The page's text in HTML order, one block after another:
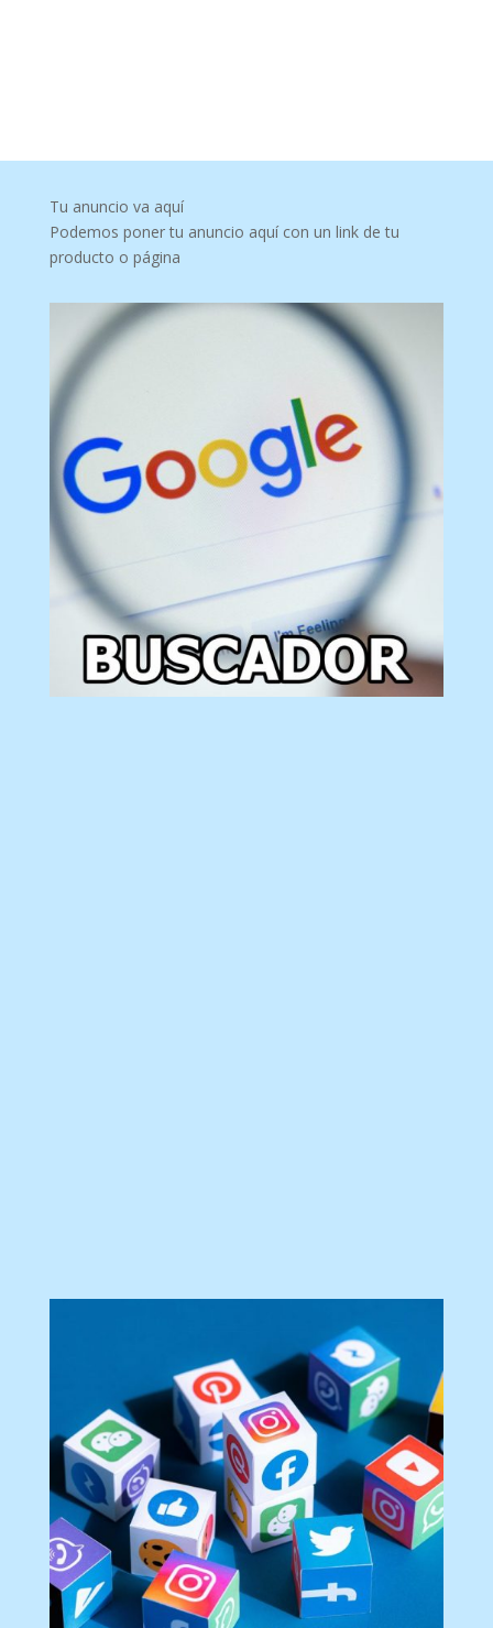
Tu anuncio va aquí
Podemos poner tu anuncio aquí con un link de tu
producto o página